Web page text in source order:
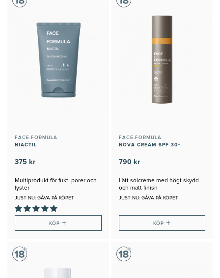
FACE.FORMULA
NIACTIL
375 kr
Multiprodukt för fukt, porer och
lyster
JUST NU: GÅVA PÅ KÖPET
KÖP+
FACE.FORMULA
NOVA CREAM SPF 30+
790 kr
Lätt solcreme med högt skydd
och matt finish
JUST NU: GÅVA PÅ KÖPET
KÖP +